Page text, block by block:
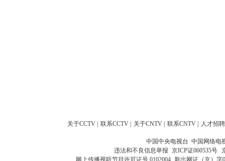
关于CCTV 联系CCTV 关于CNTV 联系CNTV 人才招聘
中国中央电视台 中国网络电
违法和不良信息举报 京ICP证060535号
网上传播视听节目许可证号 0102004 新出网证（京）